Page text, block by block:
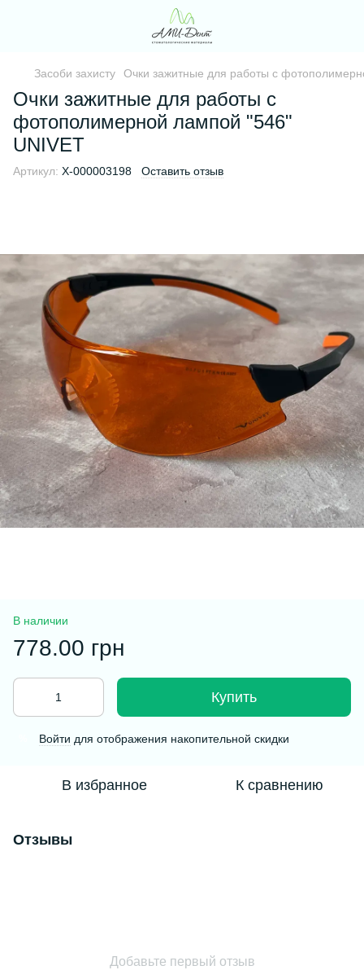
Засоби захисту Очки зажитные для работы с
Очки зажитные для работы с
фотополимерной лампой "546"
UNIVET
Артикул: Х-000003198 Оставить отзыв
В наличии
778.00 грн
Купить
Войти для отображения накопительной скидки
В избранное К сравнению
Отзывы
Добавьте первый отзыв